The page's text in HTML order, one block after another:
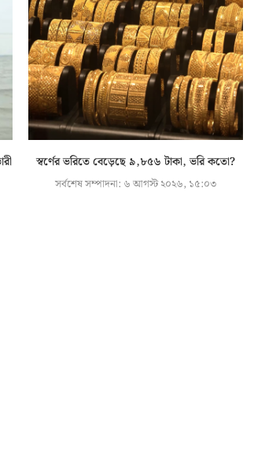
স্বর্ণের ভরিতে বেড়েছে ৯,৮৫৬ টাকা, ভরি কতো?
সর্বশেষ সম্পাদনা: ৬ আগস্ট ২০২৬, ১৫:০৩